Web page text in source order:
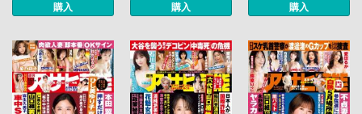
購入 購入 購入